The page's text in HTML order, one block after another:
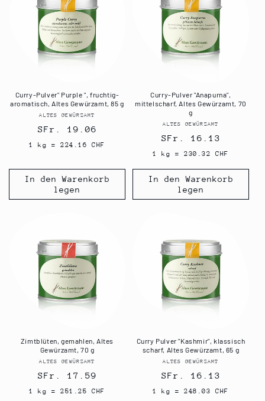
Curry-Pulver" Purple ", fruchtig-
aromatisch, Altes Gewürzamt, 85 g
Anbieter:
ALTES GEWÜRZAMT
Normaler
Preis
SFr. 19.06
1 kg = 224.16 CHF
In den Warenkorb
legen
Curry-Pulver "Anapurna",
mittelscharf, Altes Gewürzamt, 70
g
Anbieter:
ALTES GEWÜRZAMT
Normaler
Preis
SFr. 16.13
1 kg = 230.32 CHF
In den Warenkorb
legen
Zimtblüten, gemahlen, Altes
Gewürzamt, 70 g
Anbieter:
ALTES GEWÜRZAMT
Normaler
Preis
SFr. 17.59
1 kg = 251.25 CHF
Curry Pulver "Kashmir", klassisch
scharf, Altes Gewürzamt, 65 g
Anbieter:
ALTES GEWÜRZAMT
Normaler
Preis
SFr. 16.13
1 kg = 248.03 CHF